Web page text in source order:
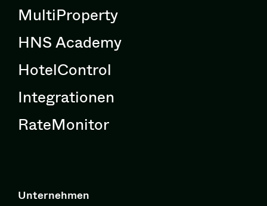
MultiProperty
HNS Academy
HotelControl
Integrationen
RateMonitor
Unternehmen